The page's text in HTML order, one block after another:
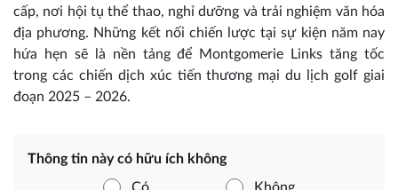
cấp, nơi hội tụ thể thao, nghỉ dưỡng và trải nghiệm văn hóa
địa phương. Những kết nối chiến lược tại sự kiện năm nay
hứa hẹn sẽ là nền tảng để Montgomerie Links tăng tốc
trong các chiến dịch xúc tiến thương mại du lịch golf giai
đoạn 2025 – 2026.
Thông tin này có hữu ích không